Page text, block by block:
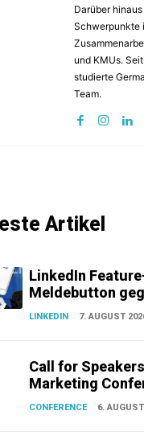
Darüber
Schwerpunkte
und KMUs.
studierte
Team.
Artikel
LinkedIn
Meldebutton
LINKEDIN 7. AUGUST
Call for
Marketing
CONFERENCE 6.